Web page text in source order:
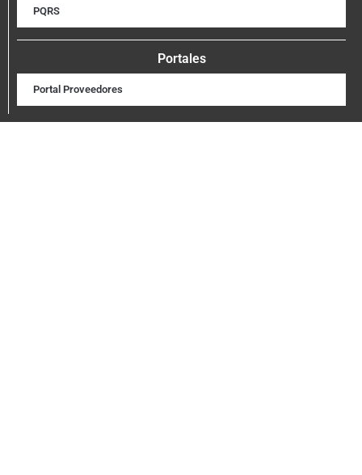
PQRS
Portales
Portal Proveedores